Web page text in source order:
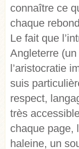
connaître ce
chaque
Le fait que
Angleterre (un
l’aristocratie
suis
respect,
très
chaque page,
haleine, un